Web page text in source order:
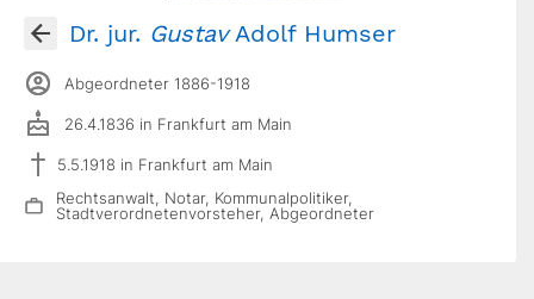
Dr. jur. GustavAdolf Humser
Abgeordneter 1886-1918
26.4.1836 in Frankfurt am Main
5.5.1918 in Frankfurt am Main
Rechtsanwalt, Notar, Kommunalpolitiker,
Stadtverordnetenvorsteher, Abgeordneter